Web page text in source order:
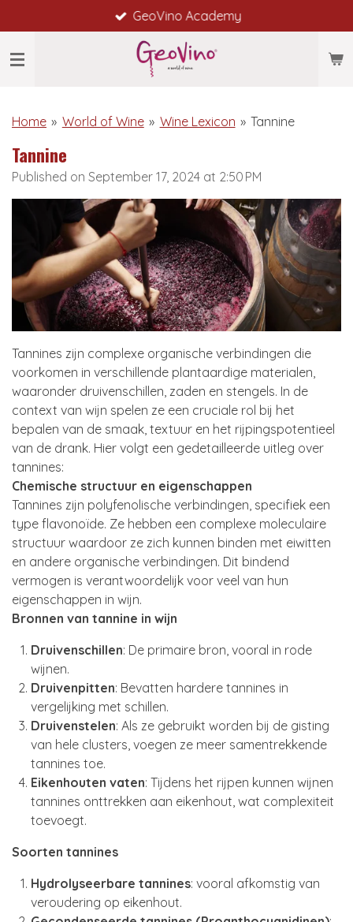
to
main
GeoVino Academy
Home » World of Wine » Wine Lexicon » Tannine
Tannine
Published on September 17, 2024 at 2:50 PM
Tannines zijn complexe organische verbindingen die
voorkomen in verschillende plantaardige materialen,
waaronder druivenschillen, zaden en stengels. In de
context van wijn spelen ze een cruciale rol bij het
bepalen van de smaak, textuur en het rijpingspotentieel
van de drank. Hier volgt een gedetailleerde uitleg over
tannines:
Chemische structuur en eigenschappen
Tannines zijn polyfenolische verbindingen, specifiek een
type flavonoïde. Ze hebben een complexe moleculaire
structuur waardoor ze zich kunnen binden met eiwitten
en andere organische verbindingen. Dit bindend
vermogen is verantwoordelijk voor veel van hun
eigenschappen in wijn.
Bronnen van tannine in wijn
Druivenschillen: De primaire bron, vooral in rode
wijnen.
Druivenpitten: Bevatten hardere tannines in
vergelijking met schillen.
Druivenstelen: Als ze gebruikt worden bij de gisting
van hele clusters, voegen ze meer samentrekkende
tannines toe.
Eikenhouten vaten: Tijdens het rijpen kunnen wijnen
tannines onttrekken aan eikenhout, wat complexiteit
toevoegt.
Soorten tannines
Hydrolyseerbare tannines: vooral afkomstig van
veroudering op eikenhout.